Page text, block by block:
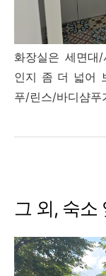
화장실은 세면대
인지 좀 더 넓어
푸/린스/바디샴푸
그 외, 숙소